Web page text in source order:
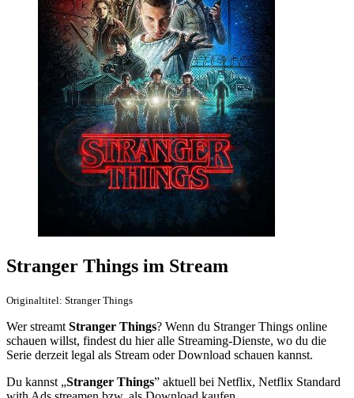
Stranger Things im Stream
Originaltitel: Stranger Things
Wer streamt Stranger Things? Wenn du Stranger Things online
schauen willst, findest du hier alle Streaming-Dienste, wo du die
Serie derzeit legal als Stream oder Download schauen kannst.
Du kannst „Stranger Things” aktuell bei Netflix, Netflix Standard